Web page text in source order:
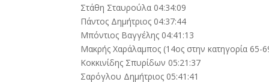
Στάθη Σταυρούλα 04:34:09
Πάντος Δημήτριος 04:37:44
Μπόντιος Βαγγέλης 04:41:13
Μακρής Χαράλαμπος (14ος στην κατηγορία 65-
Κοκκινίδης Σπυρίδων 05:21:37
Σαρόγλου Δημήτριος 05:41:41